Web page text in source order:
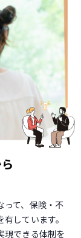
って、保険・不
しています。
現できる体制を